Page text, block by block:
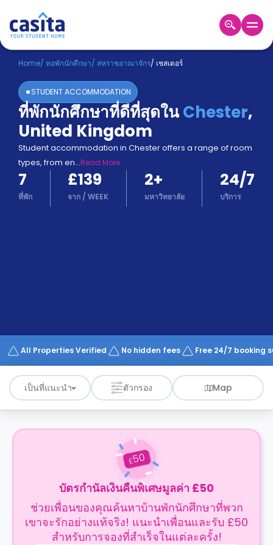
Home TH GBP
เข้าสู่
ระบบ
Booking
Accommodation
About
Blog
Refer
And
Become
Works
Home/ หอพักนักศึกษา/ สหราชอาณาจักร/ เชสเตอร์
STUDENT ACCOMMODATION
ที่พักนักศึกษาที่ดีที่สุดในChester,
United Kingdom
Student accommodation in Chester offers a range of room
types, from en...Read More
7
ที่พัก
£139
จาก /WEEK
2+
มหาวิทยาลัย
24/7
บริการ
All Properties Verified No hidden fees Free 24/7 booking
เป็นที่แนะนำ ตัวกรอง Map
£50
บัตรกำนัลเงินคืนพิเศษมูลค่า £50
ช่วยเพื่อนของคุณค้นหาบ้านพักนักศึกษาที่พวก
เขาจะรักอย่างแท้จริง! แนะนำเพื่อนและรับ £50
สำหรับการจองที่สำเร็จในแต่ละครั้ง!